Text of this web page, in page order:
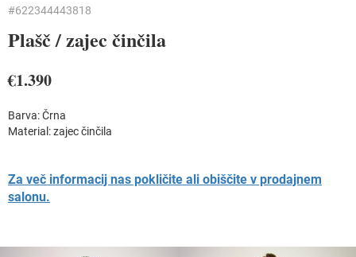
#622344443818
Plašč /zajec činčila
€1.390
Barva: Črna
Material:zajec činčila
Za več informacij nas pokličite ali obiščite v prodajnem
salonu.